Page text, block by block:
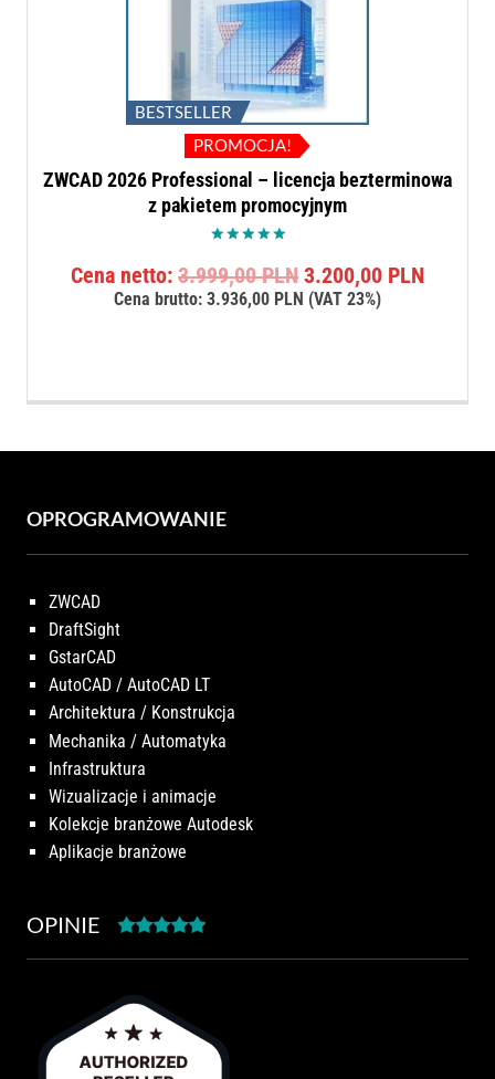
BESTSELLER
PROMOCJA!
ZWCAD 2026 Professional – licencja bezterminowa
z pakietem promocyjnym
5.00
na 5
Cena netto:3.999,00PLN Pierwotna
cena
3.200,00 PLN
Cena brutto:3.936,00 PLN (VAT 23%)
OPROGRAMOWANIE
ZWCAD
DraftSight
GstarCAD
AutoCAD / AutoCAD LT
Architektura / Konstrukcja
Mechanika / Automatyka
Infrastruktura
Wizualizacje i animacje
Kolekcje branżowe Autodesk
Aplikacje branżowe
OPINIE